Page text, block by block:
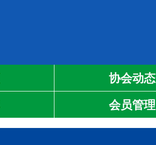
协会动态
会员管理